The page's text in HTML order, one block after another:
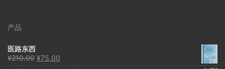
产品
医路东西
¥210.00 原
¥75.00